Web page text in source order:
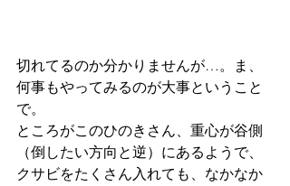
切れてるのか分かりませんが…。ま、
何事もやってみるのが大事ということ
で。
ところがこのひのきさん、重心が谷側
（倒したい方向と逆）にあるようで、
クサビをたくさん入れても、なかなか